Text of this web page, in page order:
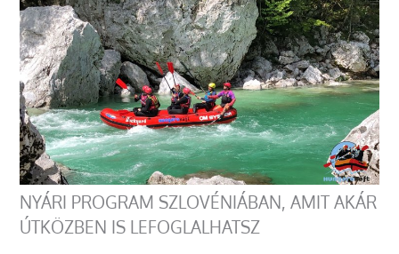
NYÁRI PROGRAM SZLOVÉNIÁBAN, AMIT AKÁR
ÚTKÖZBEN IS LEFOGLALHATSZ